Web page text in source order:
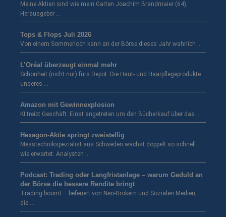
Meine Aktien sind wie mein Garten Joachim Brandmaier (64),
Herausgeber …
Tops & Flops Juli 2026
Von einem Sommerloch kann an der Börse dieses Jahr wahrlich …
L’Oréal überzeugt einmal mehr
Schönheit (nicht nur) fürs Depot. Die Haut- und Haarpflegeprodukte
unseres …
Amazon mit Gewinnexplosion
KI treibt Geschäft. Einst angetreten um den Bücherkauf über das …
Hexagon-Aktie springt zweistellig
Messtechnikspezialist aus Schweden wächst doppelt so schnell
wie erwartet. Analysten …
Podcast: Trading oder Langfristanlage – warum Geduld an
der Börse die bessere Rendite bringt
Trading boomt – befeuert von Neo-Brokern und Sozialen Medien,
die …